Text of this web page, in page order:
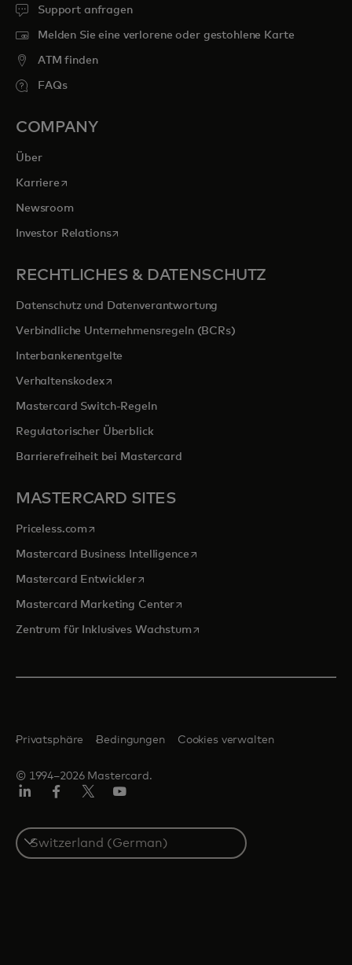
Support anfragen
Melden Sie eine verlorene oder gestohlene Karte
ATM finden
FAQs
COMPANY
Über
Karrierewird in einer neuen Registerkarte geöffnet
Newsroom
Investor Relationswird in einer neuen Registerkarte geöffnet
RECHTLICHES & DATENSCHUTZ
Datenschutz und Datenverantwortung
Verbindliche Unternehmensregeln (BCRs)
Interbankenentgelte
Verhaltenskodexwird in einer neuen Registerkarte geöffnet
Mastercard Switch-Regeln
Regulatorischer Überblick
Barrierefreiheit bei Mastercard
MASTERCARD SITES
Priceless.com wird in einer neuen Registerkarte geöffnet
Mastercard Business Intelligencewird in einer neuen
Mastercard Entwicklerwird in einer neuen Registerkarte
Mastercard Marketing Centerwird in einer neuen
Zentrum für Inklusives Wachstumwird in einer neuen
© 1994–2026 Mastercard.
Privatsphäre Bedingungen Cookies verwalten
Select
a
country